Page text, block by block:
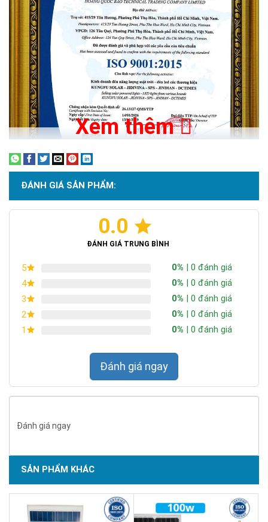
Chứng nhận ISO 9001:2015
SẢN PHẨM CHẤT LƯỢNG - DỊCH VỤ TIN DÙNG LẦN VII - 2020
Xem thêm
ĐÁNH GIÁ SẢN PHẨM:
0.0
ĐÁNH GIÁ TRUNG BÌNH
5 0% | 0 đánh giá
4
0% | 0 đánh giá
3
0% | 0 đánh giá
2
0% | 0 đánh giá
1
0% | 0 đánh giá
Đánh giá ngay
Đánh giá ngay
SẢN PHẨM KHÁC